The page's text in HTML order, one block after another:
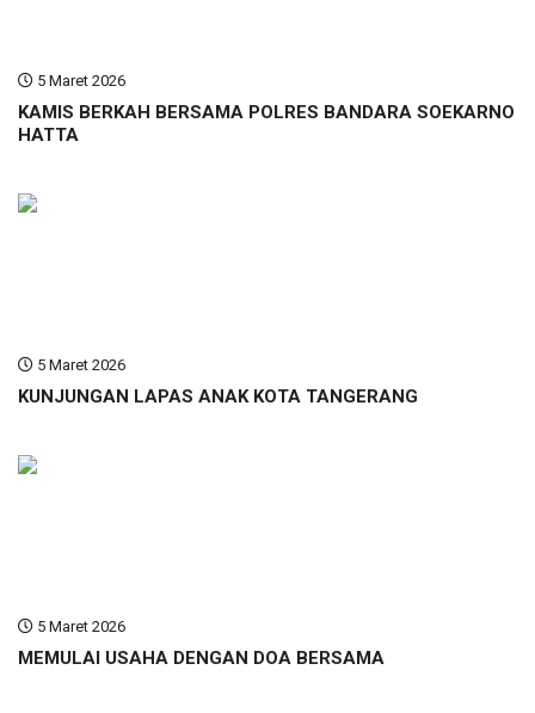
5 Maret 2026
KAMIS BERKAH BERSAMA POLRES BANDARA SOEKARNO
HATTA
5 Maret 2026
KUNJUNGAN LAPAS ANAK KOTA TANGERANG
5 Maret 2026
MEMULAI USAHA DENGAN DOA BERSAMA